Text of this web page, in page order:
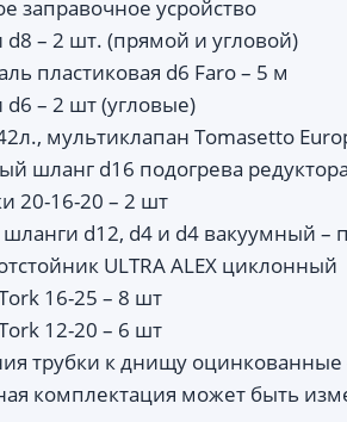
заправочное усройство
d8 – 2 шт. (прямой и угловой)
пластиковая d6 Faro – 5 м
d6 – 2 шт (угловые)
мультиклапан Tomasetto
шланг d16 подогрева
20-16-20 – 2 шт
шланги d12, d4 и d4 вакуумный –
ULTRA ALEX циклонный
16-25 – 8 шт
12-20 – 6 шт
трубки к днищу оцинкованные
комплектация может быть